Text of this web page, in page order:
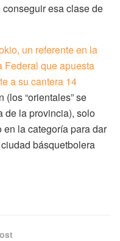
esa clase de
“orientales” se
de la provincia), solo
la categoría para dar
básquetbolera